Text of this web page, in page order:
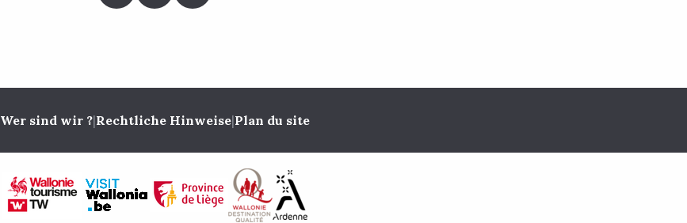
Wer sind wir ?|Rechtliche Hinweise|Plan du site